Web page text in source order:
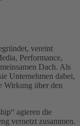
vereint
Performance,
Dach. Als
Unternehmen dabei,
Wirkung über den
agieren die
vernetzt zusammen.